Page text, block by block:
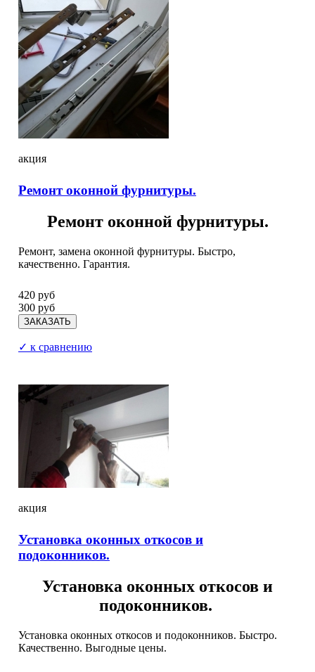
акция
Ремонт оконной фурнитуры.
Ремонт оконной фурнитуры.
Ремонт, замена оконной фурнитуры. Быстро,
качественно. Гарантия.
420 руб
300 руб
✓ к сравнению
акция
Установка оконных откосов и
подоконников.
Установка оконных откосов и
подоконников.
Установка оконных откосов и подоконников. Быстро.
Качественно. Выгодные цены.